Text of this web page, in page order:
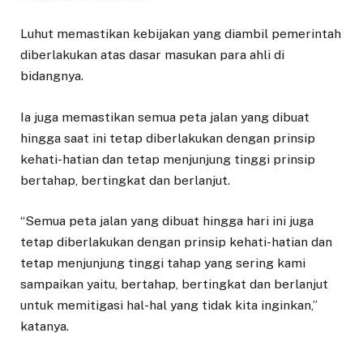
Luhut memastikan kebijakan yang diambil pemerintah
diberlakukan atas dasar masukan para ahli di
bidangnya.
Ia juga memastikan semua peta jalan yang dibuat
hingga saat ini tetap diberlakukan dengan prinsip
kehati-hatian dan tetap menjunjung tinggi prinsip
bertahap, bertingkat dan berlanjut.
“Semua peta jalan yang dibuat hingga hari ini juga
tetap diberlakukan dengan prinsip kehati-hatian dan
tetap menjunjung tinggi tahap yang sering kami
sampaikan yaitu, bertahap, bertingkat dan berlanjut
untuk memitigasi hal-hal yang tidak kita inginkan,”
katanya.